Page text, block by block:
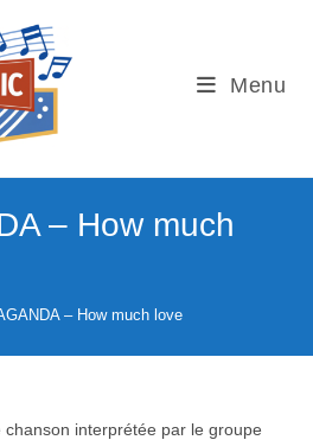
Menu
– How much
– How much love
chanson interprétée par le groupe